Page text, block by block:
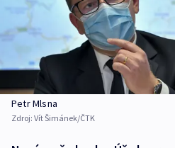
Petr Mlsna
Zdroj: Vít Šimánek/ČTK